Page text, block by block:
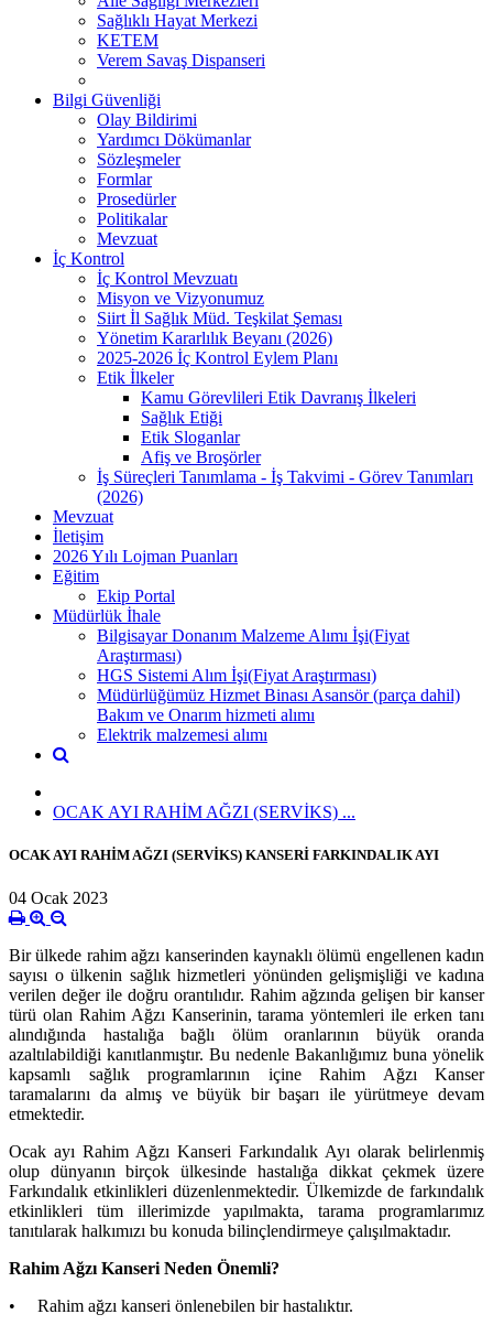
Sağlıklı Hayat Merkezi
KETEM
Verem Savaş Dispanseri
Bilgi Güvenliği
Olay Bildirimi
Yardımcı Dökümanlar
Sözleşmeler
Formlar
Prosedürler
Politikalar
Mevzuat
İç Kontrol
İç Kontrol Mevzuatı
Misyon ve Vizyonumuz
Siirt İl Sağlık Müd. Teşkilat Şeması
Yönetim Kararlılık Beyanı (2026)
2025-2026 İç Kontrol Eylem Planı
Etik İlkeler
Kamu Görevlileri Etik Davranış İlkeleri
Sağlık Etiği
Etik Sloganlar
Afiş ve Broşörler
İş Süreçleri Tanımlama - İş Takvimi - Görev Tanımları
(2026)
Mevzuat
İletişim
2026 Yılı Lojman Puanları
Eğitim
Ekip Portal
Müdürlük İhale
Bilgisayar Donanım Malzeme Alımı İşi(Fiyat
Araştırması)
HGS Sistemi Alım İşi(Fiyat Araştırması)
Müdürlüğümüz Hizmet Binası Asansör (parça dahil)
Bakım ve Onarım hizmeti alımı
Elektrik malzemesi alımı
OCAK AYI RAHİM AĞZI (SERVİKS) ...
OCAK AYI RAHİM AĞZI (SERVİKS) KANSERİ FARKINDALIK AYI
04 Ocak 2023
Bir ülkede rahim ağzı kanserinden kaynaklı ölümü engellenen kadın
sayısı o ülkenin sağlık hizmetleri yönünden gelişmişliği ve kadına
verilen değer ile doğru orantılıdır. Rahim ağzında gelişen bir kanser
türü olan Rahim Ağzı Kanserinin, tarama yöntemleri ile erken tanı
alındığında hastalığa bağlı ölüm oranlarının büyük oranda
azaltılabildiği kanıtlanmıştır. Bu nedenle Bakanlığımız buna yönelik
kapsamlı sağlık programlarının içine Rahim Ağzı Kanser
taramalarını da almış ve büyük bir başarı ile yürütmeye devam
etmektedir.
Ocak ayı Rahim Ağzı Kanseri Farkındalık Ayı olarak belirlenmiş
olup dünyanın birçok ülkesinde hastalığa dikkat çekmek üzere
Farkındalık etkinlikleri düzenlenmektedir. Ülkemizde de farkındalık
etkinlikleri tüm illerimizde yapılmakta, tarama programlarımız
tanıtılarak halkımızı bu konuda bilinçlendirmeye çalışılmaktadır.
Rahim Ağzı Kanseri Neden Önemli?
• Rahim ağzı kanseri önlenebilen bir hastalıktır.